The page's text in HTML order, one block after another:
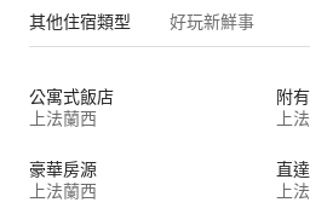
其他住宿類型 好玩新鮮事
公寓式飯店
上法蘭西
附
上
豪華房源
上法蘭西
直
上